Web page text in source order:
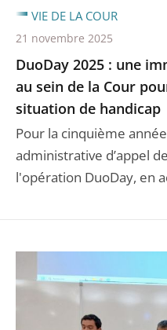
DuoDay 2025 : une
au sein de la Cour
situation de handicap
Pour la cinquième
administrative d’appel
l'opération DuoDay, en
VIE DE LA COUR
21 novembre 2025